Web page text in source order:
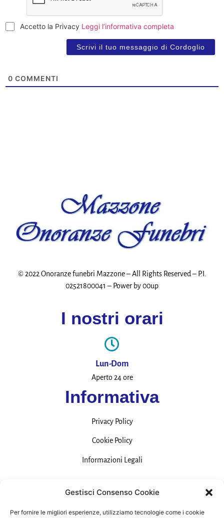
Gestisci Consenso Cookie
Per fornire le migliori esperienze, utilizziamo tecnologie come i cookie
Accetto la Privacy Leggi l’informativa completa
0 COMMENTI
© 2022 Onoranze funebri Mazzone – All Rights Reserved – P.I.
02521800041 – Power by00up
I nostri orari
Lun-Dom
Aperto 24 ore
Informativa
Privacy Policy
Cookie Policy
Informazioni Legali
Contatti